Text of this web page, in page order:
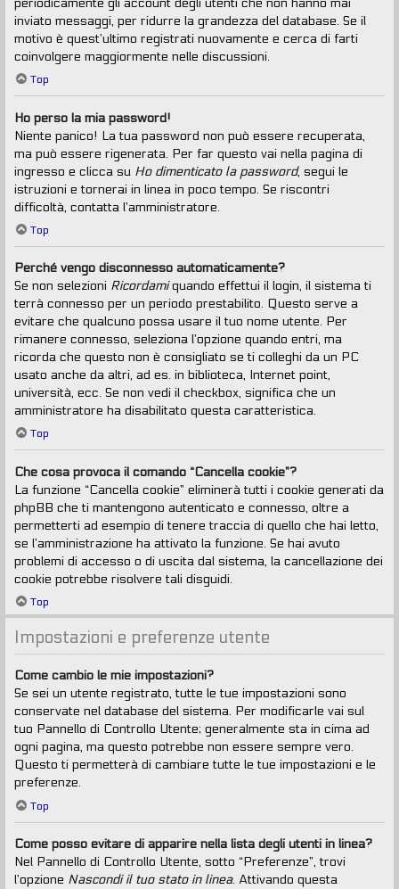
periodicamente gli account degli utenti che non hanno mai
inviato messaggi, per ridurre la grandezza del database. Se il
motivo è quest’ultimo registrati nuovamente e cerca di farti
coinvolgere maggiormente nelle discussioni.
Top
Ho perso la mia password!
Niente panico! La tua password non può essere recuperata,
ma può essere rigenerata. Per far questo vai nella pagina di
ingresso e clicca su Ho dimenticato la password, segui le
istruzioni e tornerai in linea in poco tempo. Se riscontri
difficoltà, contatta l’amministratore.
Top
Perché vengo disconnesso automaticamente?
Se non selezioni Ricordamiquando effettui il login, il sistema ti
terrà connesso per un periodo prestabilito. Questo serve a
evitare che qualcuno possa usare il tuo nome utente. Per
rimanere connesso, seleziona l’opzione quando entri, ma
ricorda che questo non è consigliato se ti colleghi da un PC
usato anche da altri, ad es. in biblioteca, Internet point,
università, ecc. Se non vedi il checkbox, significa che un
amministratore ha disabilitato questa caratteristica.
Top
Che cosa provoca il comando “Cancella cookie”?
La funzione “Cancella cookie” eliminerà tutti i cookie generati da
phpBB che ti mantengono autenticato e connesso, oltre a
permetterti ad esempio di tenere traccia di quello che hai letto,
se l’amministrazione ha attivato la funzione. Se hai avuto
problemi di accesso o di uscita dal sistema, la cancellazione dei
cookie potrebbe risolvere tali disguidi.
Top
Impostazioni e preferenze utente
Come cambio le mie impostazioni?
Se sei un utente registrato, tutte le tue impostazioni sono
conservate nel database del sistema. Per modificarle vai sul
tuo Pannello di Controllo Utente; generalmente sta in cima ad
ogni pagina, ma questo potrebbe non essere sempre vero.
Questo ti permetterà di cambiare tutte le tue impostazioni e le
preferenze.
Top
Come posso evitare di apparire nella lista degli utenti in linea?
Nel Pannello di Controllo Utente, sotto “Preferenze”, trovi
l’opzione Nascondi il tuo stato in linea. Attivando questa